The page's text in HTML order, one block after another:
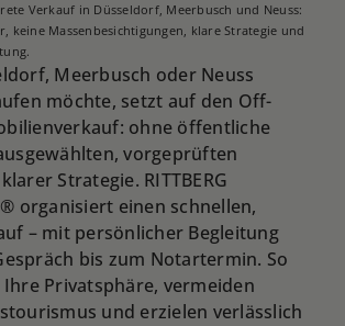
Verkauf in Düsseldorf, Meerbusch und Neuss:
keine Massenbesichtigungen, klare Strategie und
Meerbusch oder Neuss
möchte, setzt auf den Off-
ohne öffentliche
vorgeprüften
Strategie. RITTBERG
organisiert einen schnellen,
– mit persönlicher Begleitung
bis zum Notartermin. So
Privatsphäre, vermeiden
und erzielen verlässlich